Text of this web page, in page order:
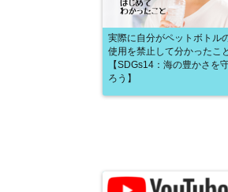
実際に自分がペットボトル
使用を禁止して分かったこと
【SDGs14：海の豊かさを
ろう】